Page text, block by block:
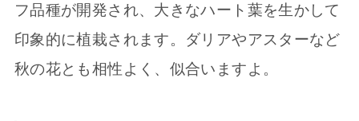
フ品種が開発され、大きなハート葉を生かして
印象的に植栽されます。ダリアやアスターなど
秋の花とも相性よく、似合いますよ。